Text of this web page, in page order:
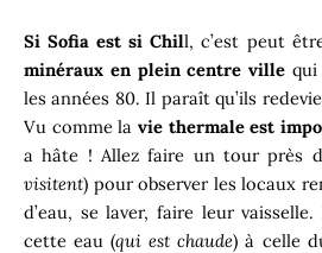
Si Sofia est si Chill, c’est peut
minéraux en plein centre ville qui
les années 80. Il paraît qu’ils
Vu comme la vie thermale est
a hâte ! Allez faire un tour près
visitent) pour observer les locaux
d’eau, se laver, faire leur
cette eau (qui est chaude) à celle